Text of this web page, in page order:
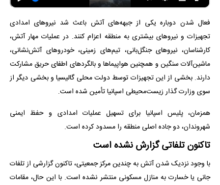
فعال شدن دوباره یکی از جبهه‌های آتش باعث شد نیروهای امدادی
تجهیزات و نیروهای بیشتری به منطقه اعزام کنند. در عملیات مهار آتش،
کارشناسان، نیروهای جنگل‌بانی، تیم‌های زمینی، خودروهای آتش‌نشانی،
ماشین‌آلات سنگین و همچنین هواپیماها و بالگردهای اطفای حریق مشارکت
دارند. بخشی از این تجهیزات توسط دولت محلی گالیسیا و بخشی دیگر از
سوی وزارت گذار زیست‌محیطی اسپانیا تأمین شده است.
همزمان، پلیس اسپانیا برای تسهیل عملیات امدادی و حفظ ایمنی
شهروندان، دو جاده اصلی منطقه را مسدود کرده است.
تاکنون تلفاتی گزارش نشده است
با وجود نزدیک شدن آتش به چندین مرکز جمعیتی، تاکنون گزارشی از تلفات
جانی یا خسارت به منازل مسکونی منتشر نشده است. با این حال، مقامات